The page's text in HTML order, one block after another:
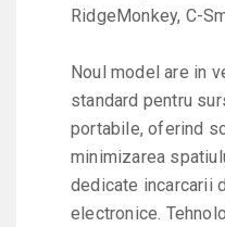
RidgeMonkey, C-
Noul model are in
standard pentru
portabile, oferind
minimizarea
dedicate incarcarii
electronice.